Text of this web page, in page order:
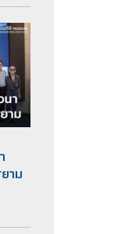
าม